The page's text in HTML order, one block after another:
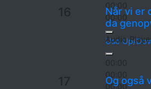
00:00
00:00
Use Up/
16
Når vi er
da
Audio
00:00
00:00
00:00
Og også